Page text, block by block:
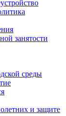
занятости
среды
и защите